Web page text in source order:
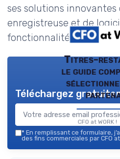
ses solutions innovantes
enregistreuse et de
fonctionnalités et études
Titres-
le guide
CFO at WORK
Téléchargez
* En remplissant ce formulaire,
des fins commerciales par CFO